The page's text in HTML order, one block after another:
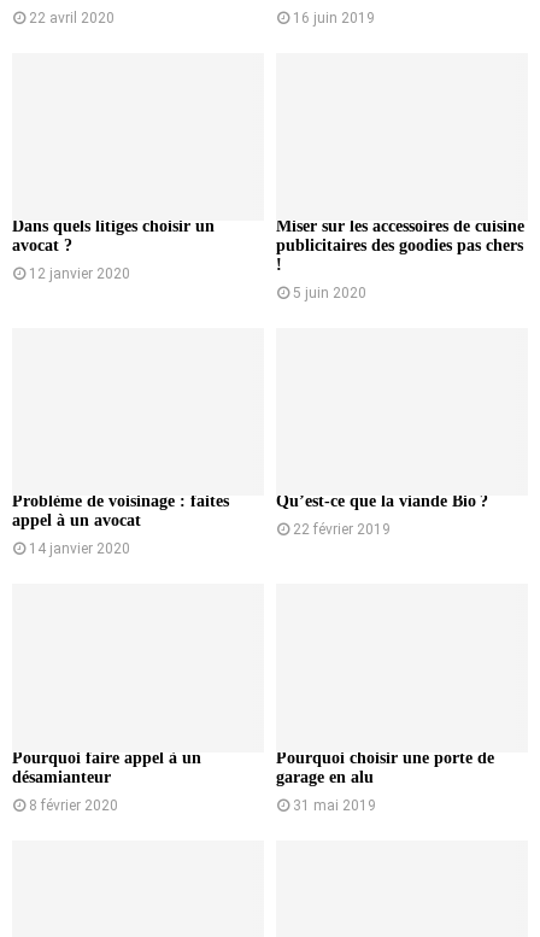
22 avril 2020 16 juin 2019
Dans quels litiges choisir un
avocat ?
12 janvier 2020
Miser sur les accessoires de cuisine
publicitaires des goodies pas chers
!
5 juin 2020
Problème de voisinage : faites
appel à un avocat
14 janvier 2020
Qu’est-ce que la viande Bio ?
22 février 2019
Pourquoi faire appel à un
désamianteur
8 février 2020
Pourquoi choisir une porte de
garage en alu
31 mai 2019